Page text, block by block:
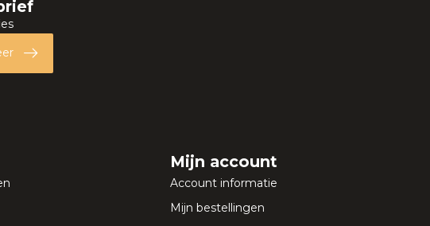
Mijn account
Account informatie
Mijn bestellingen